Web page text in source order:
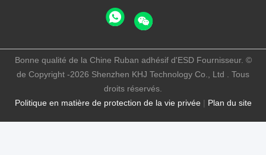
Politique en matière de protection de la vie privée| Plan du site
Bonne qualité de la Chine Ruban adhésif d'ESD Fournisseur. ©
de Copyright -2026 Shenzhen KHJ Technology Co., Ltd . Tous
droits réservés.